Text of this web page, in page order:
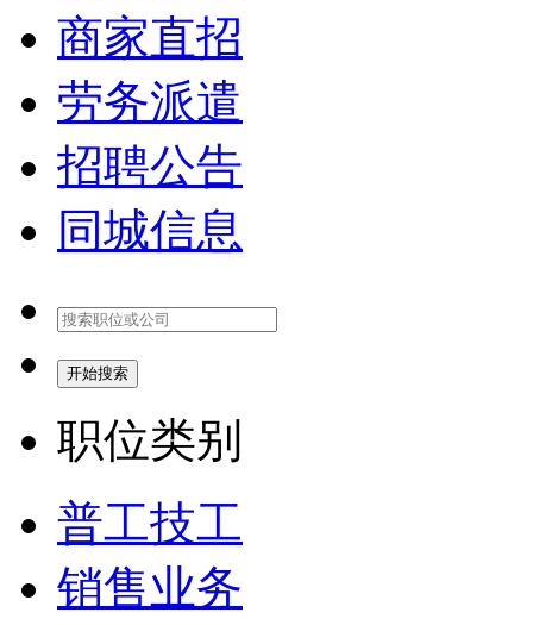
商家直招
劳务派遣
招聘公告
同城信息
开始搜索
职位类别
普工技工
销售业务